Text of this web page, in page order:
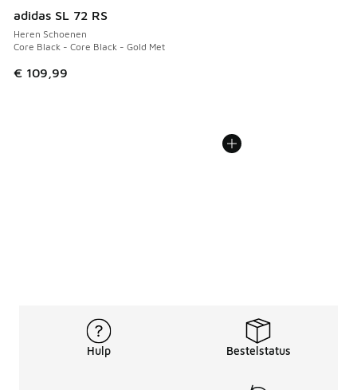
adidas SL 72 RS
Heren Schoenen
Core Black - Core Black - Gold Met
€ 109,99
Hulp Bestelstatus